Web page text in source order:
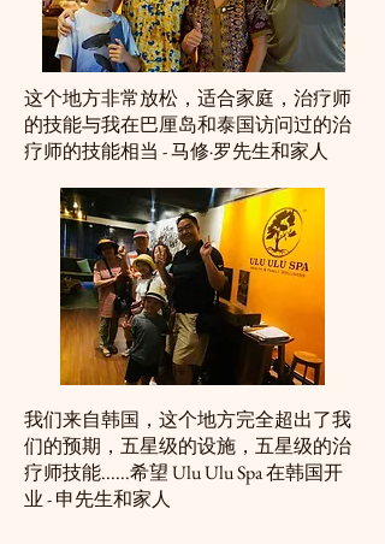
这个地方非常放松，适合家庭，治疗师
的技能与我在巴厘岛和泰国访问过的治
疗师的技能相当 - 马修·罗先生和家人
我们来自韩国，这个地方完全超出了我
们的预期，五星级的设施，五星级的治
疗师技能......希望 Ulu Ulu Spa 在韩国开
业 - 申先生和家人